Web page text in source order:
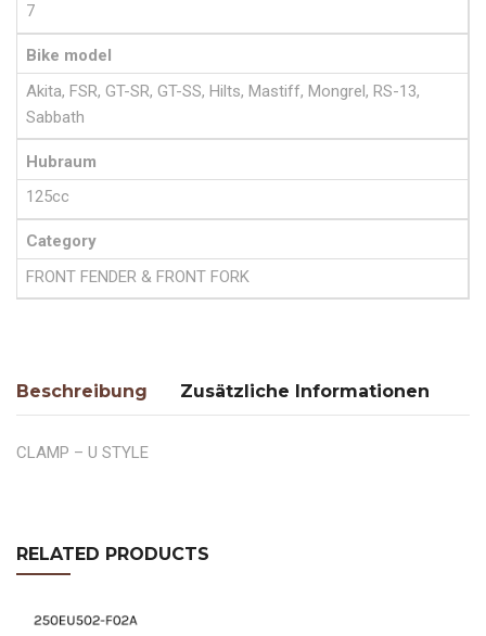
7
Bike model
Akita, FSR, GT-SR, GT-SS, Hilts, Mastiff, Mongrel, RS-13,
Sabbath
Hubraum
125cc
Category
FRONT FENDER & FRONT FORK
Beschreibung Zusätzliche Informationen
CLAMP – U STYLE
RELATED PRODUCTS